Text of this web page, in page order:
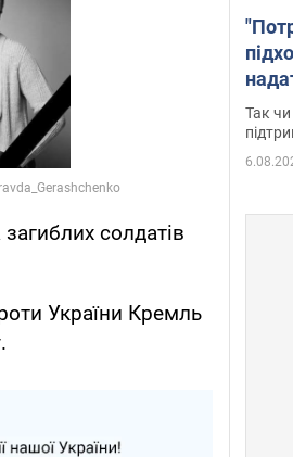
солдатів
України Кремль
Так чи